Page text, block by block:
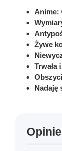
Anime:
Żywe
Trwała
Nadaję
Opinie